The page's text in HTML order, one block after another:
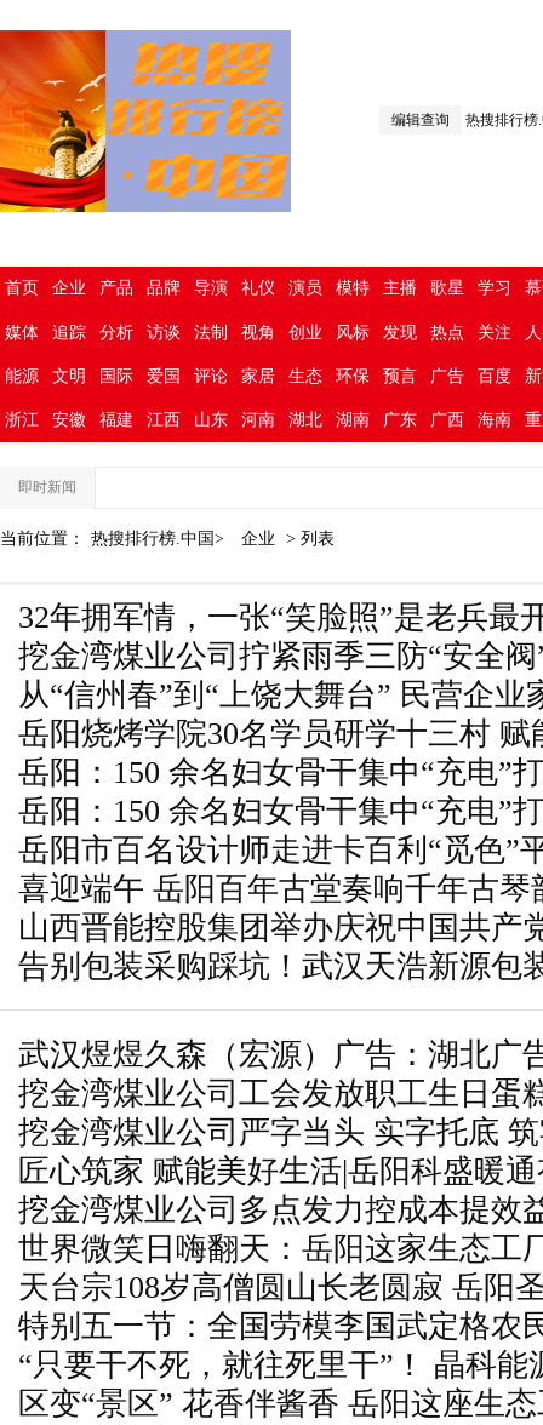
编辑查询 热搜排行榜
首页 企业 产品 品牌 导演 礼仪 演员 模特 主播 歌星 学习
媒体 追踪 分析 访谈 法制 视角 创业 风标 发现 热点 关注
能源 文明 国际 爱国 评论 家居 生态 环保 预言 广告 百度
浙江 安徽 福建 江西 山东 河南 湖北 湖南 广东 广西 海南
即时新闻
当前位置： 热搜排行榜.中国> 企业 > 列表
32年拥军情，一张“笑脸照”是老兵最
挖金湾煤业公司拧紧雨季三防“安全阀
从“信州春”到“上饶大舞台” 民营企业
一城烟火
岳阳烧烤学院30名学员研学十三村 赋
岳阳：150 余名妇女骨干集中“充电”
岳阳：150 余名妇女骨干集中“充电”
岳阳市百名设计师走进卡百利“觅色”
美学升级
喜迎端午 岳阳百年古堂奏响千年古琴
山西晋能控股集团举办庆祝中国共产
二届合唱大赛
告别包装采购踩坑！武汉天浩新源包
式定制解决商户宣传包装难题
武汉煜煜久森（宏源）广告：湖北广
一站式服务守护万千商户开店创业路
挖金湾煤业公司工会发放职工生日蛋
挖金湾煤业公司严字当头 实字托底
匠心筑家 赋能美好生活|岳阳科盛暖
挖金湾煤业公司多点发力控成本提效
世界微笑日嗨翻天：岳阳这家生态工
天台宗108岁高僧圆山长老圆寂 岳阳
思
特别五一节：全国劳模李国武定格农
神
“只要干不死，就往死里干”！ 晶科能
验
区变“景区” 花香伴酱香 岳阳这座生